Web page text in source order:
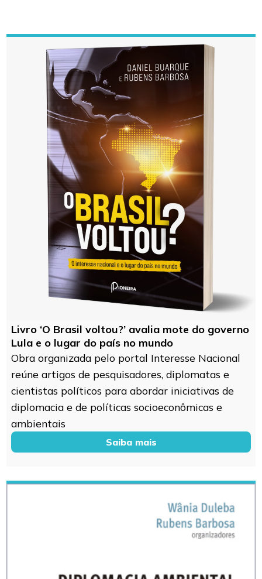
Livro ‘O Brasil voltou?’ avalia mote do governo
Lula e o lugar do país no mundo
Obra organizada pelo portal Interesse Nacional
reúne artigos de pesquisadores, diplomatas e
cientistas políticos para abordar iniciativas de
diplomacia e de políticas socioeconômicas e
ambientais
Saiba mais